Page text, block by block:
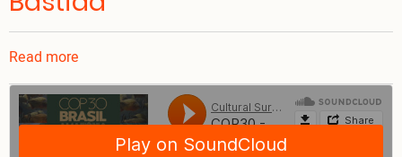
Read more
COP30
-
Exigencias